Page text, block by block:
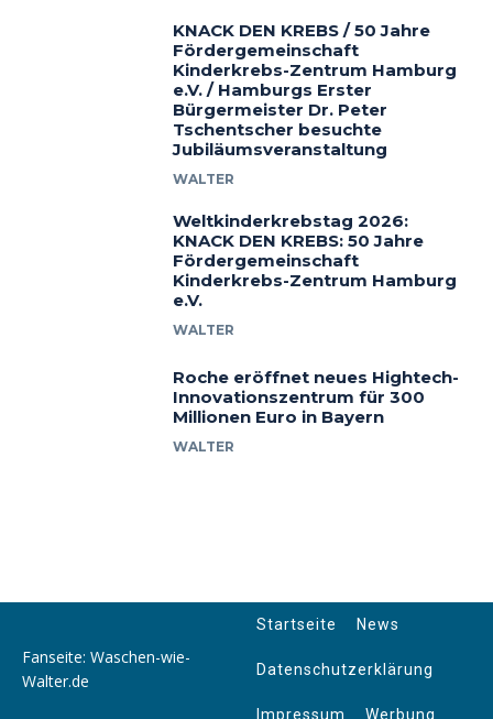
KNACK DEN KREBS / 50 Jahre
Fördergemeinschaft
Kinderkrebs-Zentrum Hamburg
e.V. / Hamburgs Erster
Bürgermeister Dr. Peter
Tschentscher besuchte
Jubiläumsveranstaltung
WALTER
Weltkinderkrebstag 2026:
KNACK DEN KREBS: 50 Jahre
Fördergemeinschaft
Kinderkrebs-Zentrum Hamburg
e.V.
WALTER
Roche eröffnet neues Hightech-
Innovationszentrum für 300
Millionen Euro in Bayern
WALTER
Fanseite: Waschen-wie-
Walter.de
Startseite News
Datenschutzerklärung
Impressum Werbung